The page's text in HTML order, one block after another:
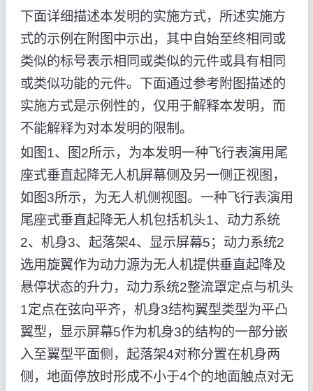
下面详细描述本发明的实施方式，所述实施方
式的示例在附图中示出，其中自始至终相同或
类似的标号表示相同或类似的元件或具有相同
或类似功能的元件。下面通过参考附图描述的
实施方式是示例性的，仅用于解释本发明，而
不能解释为对本发明的限制。
如图1、图2所示，为本发明一种飞行表演用尾
座式垂直起降无人机屏幕侧及另一侧正视图，
如图3所示，为无人机侧视图。一种飞行表演用
尾座式垂直起降无人机包括机头1、动力系统
2、机身3、起落架4、显示屏幕5；动力系统2
选用旋翼作为动力源为无人机提供垂直起降及
悬停状态的升力，动力系统2整流罩定点与机头
1定点在弦向平齐，机身3结构翼型类型为平凸
翼型，显示屏幕5作为机身3的结构的一部分嵌
入至翼型平面侧，起落架4对称分置在机身两
侧，地面停放时形成不小于4个的地面触点对无